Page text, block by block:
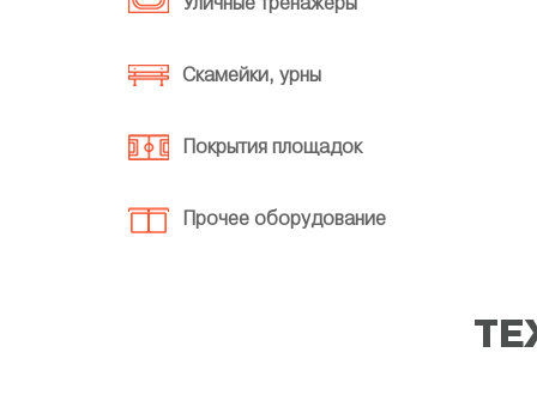
Скамейки, урны
Покрытия площадок
Прочее оборудование